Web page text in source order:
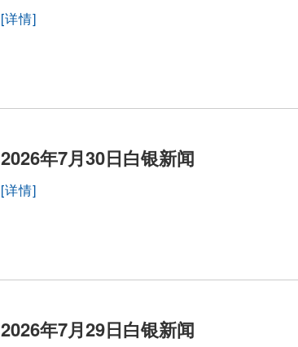
[详情]
2026年7月30日白银新闻
[详情]
2026年7月29日白银新闻